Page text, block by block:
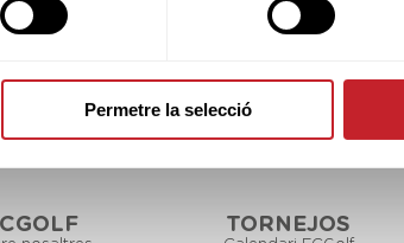
Permetre la selecció
TORNEJOS